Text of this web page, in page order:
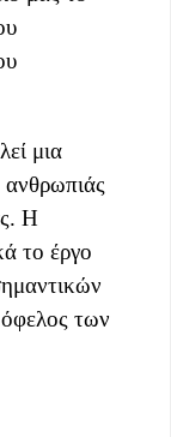
μια
ανθρωπιάς
Η
το έργο
των